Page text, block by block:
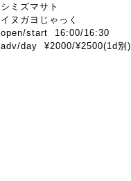
シミズマサト
イヌガヨじゃっく
open/start 16:00/16:30
adv/day ¥2000/¥2500(1d別)